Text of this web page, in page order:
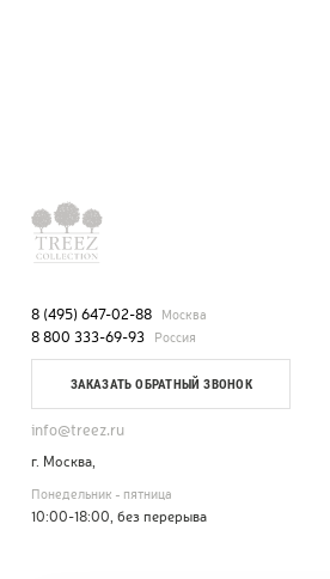
8 (495) 647-02-88 Москва
8 800 333-69-93 Россия
ЗАКАЗАТЬ ОБРАТНЫЙ ЗВОНОК
info@treez.ru
г. Москва,
Понедельник - пятница
10:00-18:00, без перерыва